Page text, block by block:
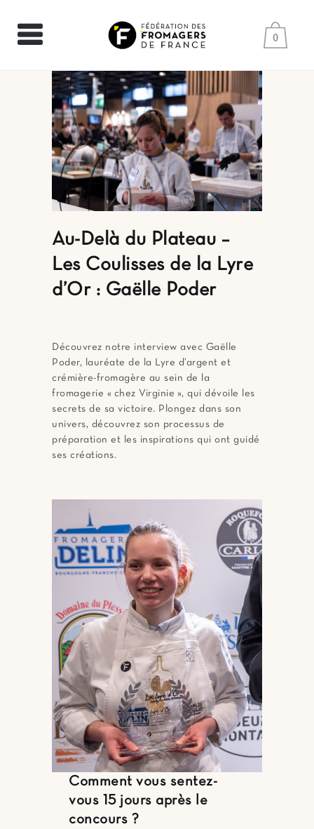
0
Au-Delà du Plateau –
Les Coulisses de la Lyre
d’Or : Gaëlle Poder
Découvrez notre interview avec Gaëlle
Poder, lauréate de la Lyre d’argent et
crémière-fromagère au sein de la
fromagerie « chez Virginie », qui dévoile les
secrets de sa victoire. Plongez dans son
univers, découvrez son processus de
préparation et les inspirations qui ont guidé
ses créations.
Comment vous sentez-
vous 15 jours après le
concours ?